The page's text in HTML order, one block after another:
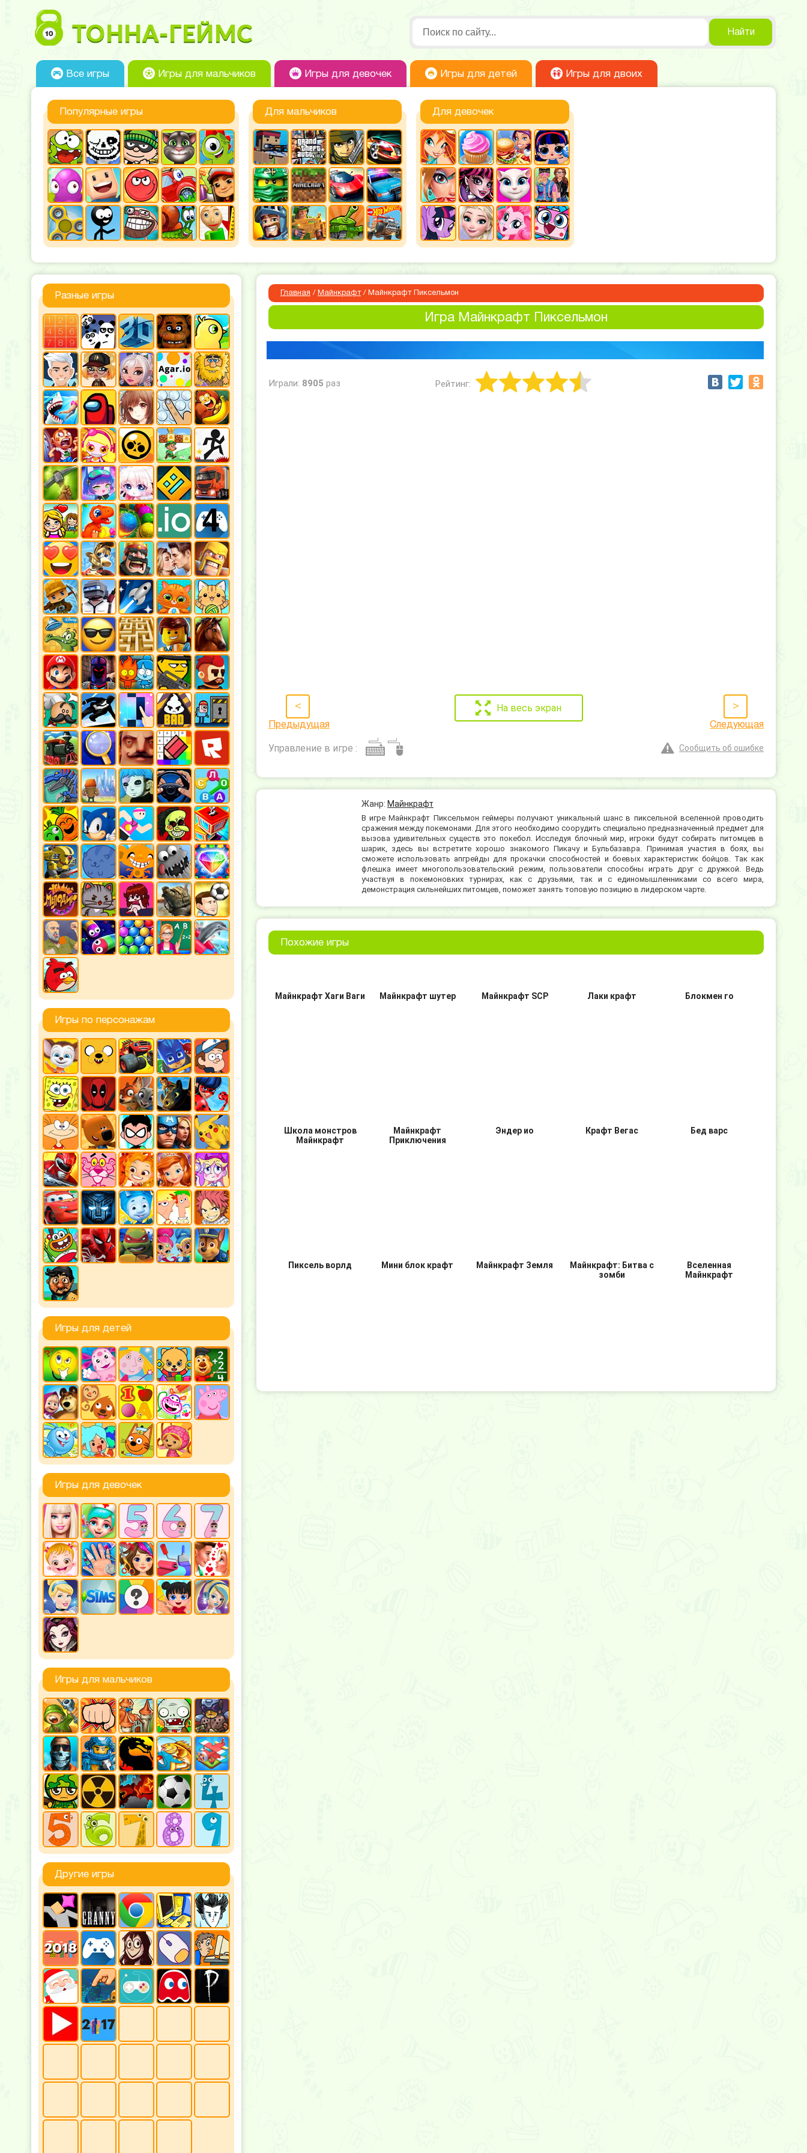
Найти
Все игры Игры для мальчиков Игры для девочек Игры для детей Игры для двоих
Популярные игры Для мальчиков Для девочек
Разные игры
Игры по персонажам
Игры для детей
Игры для девочек
Игры для мальчиков
Другие игры
Главная / Майнкрафт/ Майнкрафт Пиксельмон
Игра Майнкрафт Пиксельмон
Играли: 8905 раз Рейтинг:
<
Предыдущая
На весь экран >
Следующая
Управление в игре : Сообщить об ошибке
Жанр: Майнкрафт
В игре Майнкрафт Пиксельмон геймеры получают уникальный шанс в пиксельной вселенной проводить
сражения между покемонами. Для этого необходимо соорудить специально предназначенный предмет для
вызова удивительных существ это покебол. Исследуя блочный мир, игроки будут собирать питомцев в
шарик, здесь вы встретите хорошо знакомого Пикачу и Бульбазавра. Принимая участия в боях, вы
сможете использовать апгрейды для прокачки способностей и боевых характеристик бойцов. Так как
флешка имеет многопользовательский режим, пользователи способны играть друг с дружкой. Ведь
участвуя в покемоновких турнирах, как с друзьями, так и с единомышленниками со всего мира,
демонстрация сильнейших питомцев, поможет занять топовую позицию в лидерском чарте.
Похожие игры
Майнкрафт Хаги Ваги Майнкрафт шутер Майнкрафт SCP Лаки крафт Блокмен го
Школа монстров
Майнкрафт
Майнкрафт
Приключения
Эндер ио Крафт Вегас Бед варс
Пиксель ворлд Мини блок крафт Майнкрафт Земля
Майнкрафт: Битва с
зомби
Вселенная
Майнкрафт